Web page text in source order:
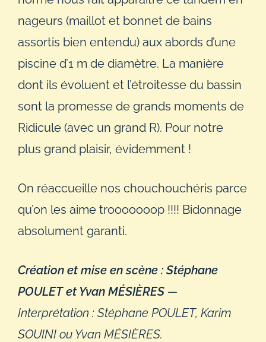
nageurs (maillot et bonnet de bains
assortis bien entendu) aux abords d’une
piscine d’1 m de diamètre. La manière
dont ils évoluent et l’étroitesse du bassin
sont la promesse de grands moments de
Ridicule (avec un grand R). Pour notre
plus grand plaisir, évidemment !
On réaccueille nos chouchouchéris parce
qu’on les aime trooooooop !!!! Bidonnage
absolument garanti.
Création et mise en scène : Stéphane
POULET et Yvan MÉSIÈRES —
Interprétation : Stéphane POULET, Karim
SOUINI ou Yvan MÉSIÈRES.